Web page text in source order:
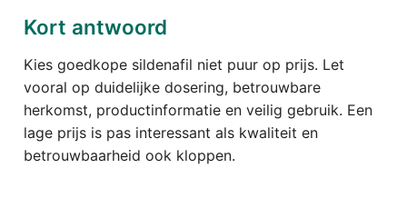
Kort antwoord
Kies goedkope sildenafil niet puur op prijs. Let
vooral op duidelijke dosering, betrouwbare
herkomst, productinformatie en veilig gebruik. Een
lage prijs is pas interessant als kwaliteit en
betrouwbaarheid ook kloppen.